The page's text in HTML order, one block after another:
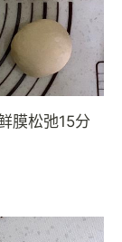
膜松弛15分